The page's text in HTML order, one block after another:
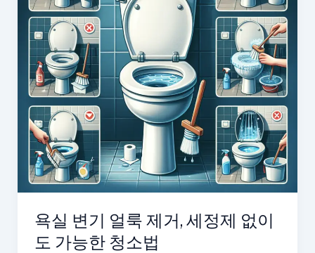
욕실 변기 얼룩 제거, 세정제 없이
도 가능한 청소법